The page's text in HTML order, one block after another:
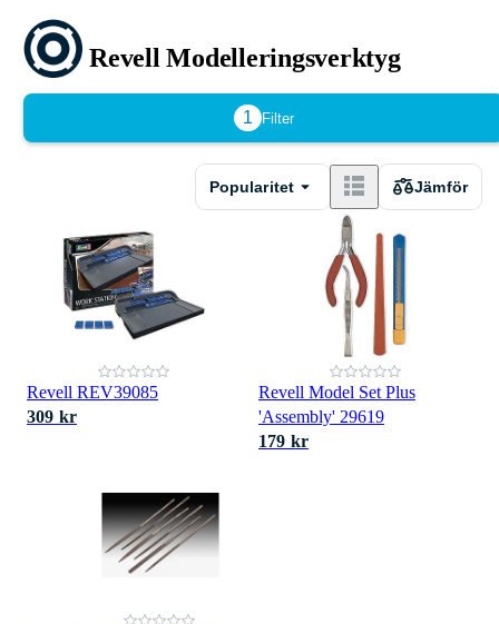
Revell Modelleringsverktyg
1 Filter
Popularitet Jämför
Revell REV39085
309 kr
Revell Model Set Plus
'Assembly' 29619
179 kr